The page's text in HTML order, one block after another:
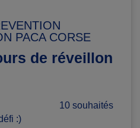
PACA CORSE
de réveillon
10 souhaités
:)